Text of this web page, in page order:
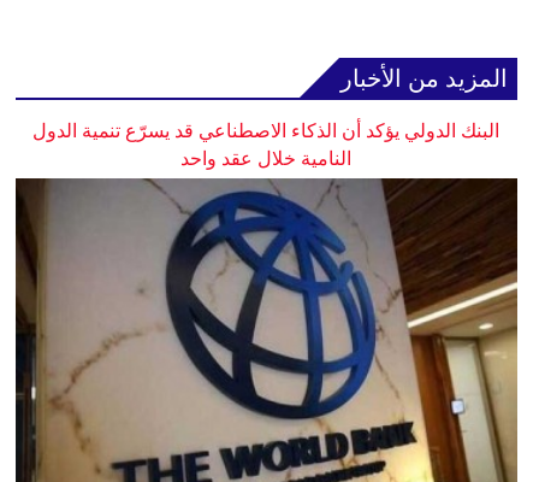
المزيد من الأخبار
البنك الدولي يؤكد أن الذكاء الاصطناعي قد يسرّع تنمية الدول
النامية خلال عقد واحد